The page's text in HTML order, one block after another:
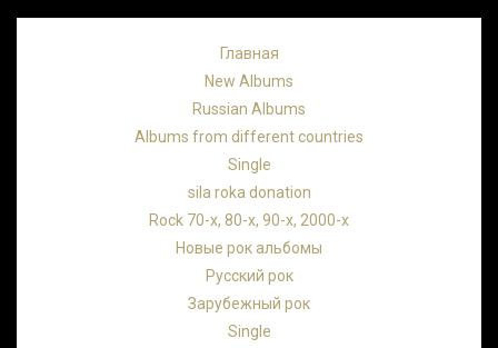
Главная
New Albums
Russian Albums
Albums from different countries
Single
sila roka donation
Rock 70-х, 80-х, 90-х, 2000-х
Новые рок альбомы
Русский рок
Зарубежный рок
Single